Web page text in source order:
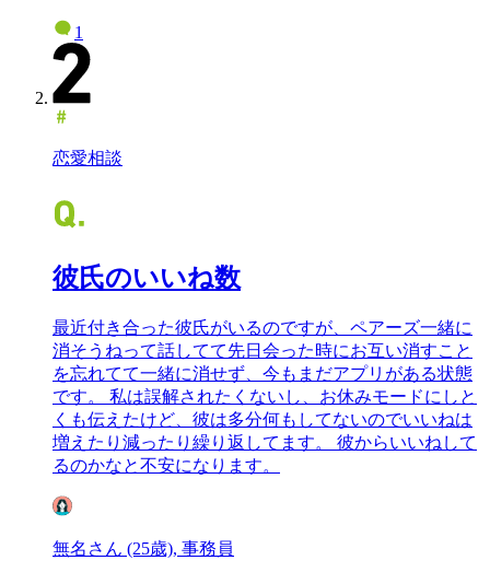
1
恋愛相談
彼氏のいいね数
最近付き合った彼氏がいるのですが、ペアーズ一緒に
消そうねって話してて先日会った時にお互い消すこと
を忘れてて一緒に消せず、今もまだアプリがある状態
です。 私は誤解されたくないし、お休みモードにしと
くも伝えたけど、彼は多分何もしてないのでいいねは
増えたり減ったり繰り返してます。 彼からいいねして
るのかなと不安になります。
無名さん (25歳), 事務員